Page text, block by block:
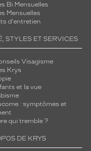
Bi Mensuelles
Mensuelles
d'entretien
STYLES ET SERVICES
Visagisme
Krys
et la vue
: symptômes et
qui tremble ?
DE KRYS